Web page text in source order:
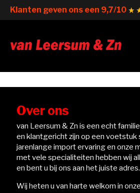
Klanten geven ons een 9,7/10
Over ons
van Leersum & Zn is een echt
en klantgericht zijn op een voetstuk
jarenlange import ervaring en onze
met vele specialiteiten hebben wij
en bent u bij ons aan het juiste adres.
Wij heten u van harte welkom in